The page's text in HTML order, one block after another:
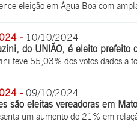
eleição em Água Boa com
- 10/10/2024
do UNIÃO, é eleito prefeito
teve 55,03% dos votos dados a
- 09/10/2024
são eleitas vereadoras em
um aumento de 21% em